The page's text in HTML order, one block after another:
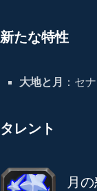
新たな特性
大地と月 ：セ
タレント
月